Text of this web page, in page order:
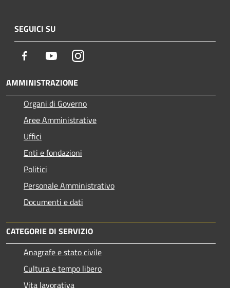
SEGUICI SU
Facebook YoutubeInstagram
AMMINISTRAZIONE
Organi di Governo
Aree Amministrative
Uffici
Enti e fondazioni
Politici
Personale Amministrativo
Documenti e dati
CATEGORIE DI SERVIZIO
Anagrafe e stato civile
Cultura e tempo libero
Vita lavorativa